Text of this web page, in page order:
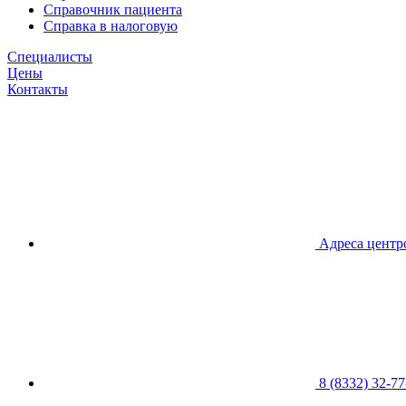
Справочник пациента
Справка в налоговую
Специалисты
Цены
Контакты
Адреса
8 (8332) 32-